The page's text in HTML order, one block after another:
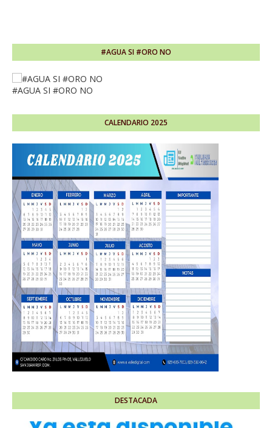
#AGUA SI #ORO NO
#AGUA SI #ORO NO
CALENDARIO 2025
DESTACADA